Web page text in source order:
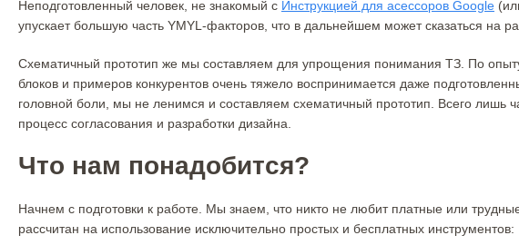
Неподготовленный человек, не знакомый с Инструкцией для асессоров Google
упускает большую часть YMYL-факторов, что в дальнейшем может сказаться на
Схематичный прототип же мы составляем для упрощения понимания ТЗ. По
блоков и примеров конкурентов очень тяжело воспринимается даже
головной боли, мы не ленимся и составляем схематичный прототип. Всего лишь
процесс согласования и разработки дизайна.
Что нам понадобится?
Начнем с подготовки к работе. Мы знаем, что никто не любит платные или
рассчитан на использование исключительно простых и бесплатных инструментов: